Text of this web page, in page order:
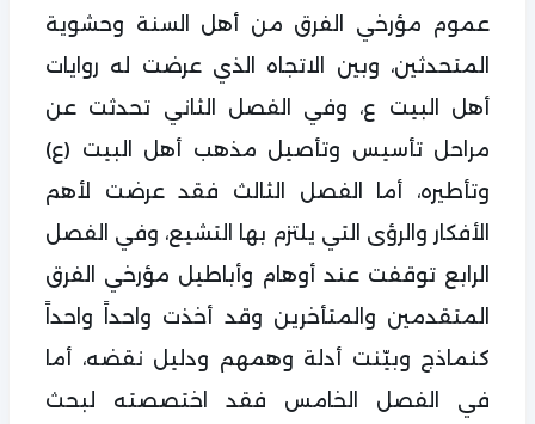
عموم مؤرخي الفرق من أهل السنة وحشوية
المتحدثين، وبين الاتجاه الذي عرضت له روايات
أهل البيت ع، وفي الفصل الثاني تحدثت عن
مراحل تأسيس وتأصيل مذهب أهل البيت (ع)
وتأطيره، أما الفصل الثالث فقد عرضت لأهم
الأفكار والرؤى التي يلتزم بها التشيع، وفي الفصل
الرابع توقفت عند أوهام وأباطيل مؤرخي الفرق
المتقدمين والمتأخرين وقد أخذت واحداً واحداً
كنماذج وبيّنت أدلة وهمهم ودليل نقضه، أما
في الفصل الخامس فقد اختصصته لبحث